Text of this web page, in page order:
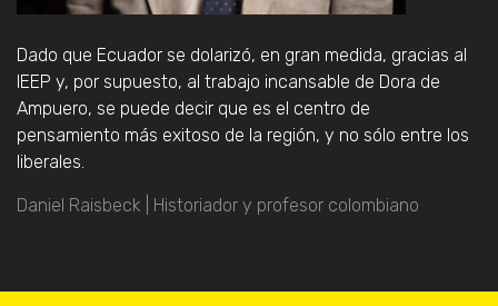
Dado que Ecuador se dolarizó, en gran medida, gracias al
IEEP y, por supuesto, al trabajo incansable de Dora de
Ampuero, se puede decir que es el centro de
pensamiento más exitoso de la región, y no sólo entre los
liberales.
Daniel Raisbeck | Historiador y profesor colombiano